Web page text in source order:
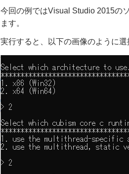
今回の例ではVisual Studio 2015の
ます。
実行すると、以下の画像のように